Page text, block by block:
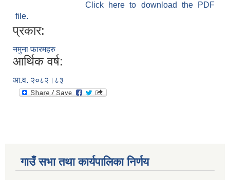
Click here to download the PDF
file.
प्रकार:
नमुना फारमहरु
आर्थिक वर्ष:
आ.व. २०८२।८३
गाउँ सभा तथा कार्यपालिका निर्णय